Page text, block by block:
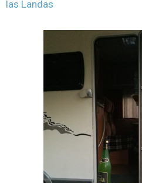
las Landas